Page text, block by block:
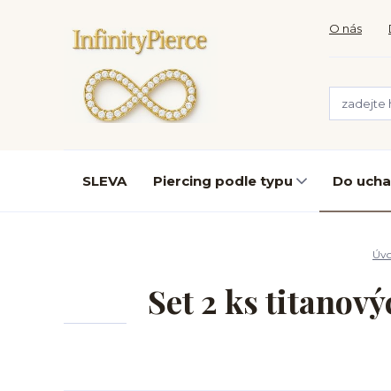
O nás
SLEVA Piercing podle typu Do ucha
Set 2 ks